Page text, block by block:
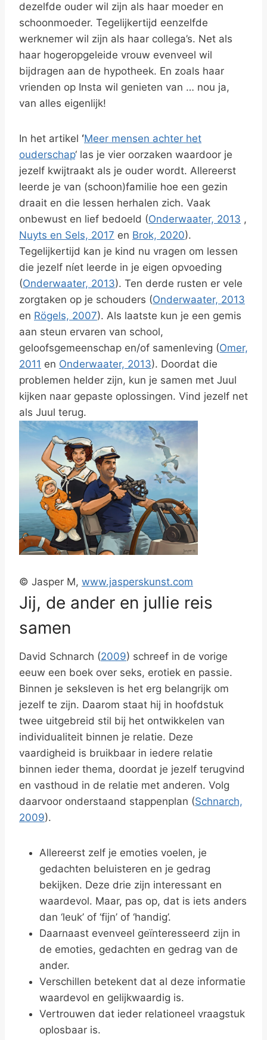
dezelfde ouder wil zijn als haar moeder en
schoonmoeder. Tegelijkertijd eenzelfde
werknemer wil zijn als haar collega’s. Net als
haar hogeropgeleide vrouw evenveel wil
bijdragen aan de hypotheek. En zoals haar
vrienden op Insta wil genieten van … nou ja,
van alles eigenlijk!
In het artikel ‘Meer mensen achter het
ouderschap‘ las je vier oorzaken waardoor je
jezelf kwijtraakt als je ouder wordt. Allereerst
leerde je van (schoon)familie hoe een gezin
draait en die lessen herhalen zich. Vaak
onbewust en lief bedoeld (Onderwaater, 2013 ,
Nuyts en Sels, 2017 en Brok, 2020).
Tegelijkertijd kan je kind nu vragen om lessen
die jezelf níet leerde in je eigen opvoeding
(Onderwaater, 2013). Ten derde rusten er vele
zorgtaken op je schouders (Onderwaater, 2013
en Rögels, 2007). Als laatste kun je een gemis
aan steun ervaren van school,
geloofsgemeenschap en/of samenleving (Omer,
2011 en Onderwaater, 2013). Doordat die
problemen helder zijn, kun je samen met Juul
kijken naar gepaste oplossingen. Vind jezelf net
als Juul terug.
© Jasper M, www.jasperskunst.com
Jij, de ander en jullie reis
samen
David Schnarch (2009) schreef in de vorige
eeuw een boek over seks, erotiek en passie.
Binnen je seksleven is het erg belangrijk om
jezelf te zijn. Daarom staat hij in hoofdstuk
twee uitgebreid stil bij het ontwikkelen van
individualiteit binnen je relatie. Deze
vaardigheid is bruikbaar in iedere relatie
binnen ieder thema, doordat je jezelf terugvind
en vasthoud in de relatie met anderen. Volg
daarvoor onderstaand stappenplan (Schnarch,
2009).
Allereerst zelf je emoties voelen, je
gedachten beluisteren en je gedrag
bekijken. Deze drie zijn interessant en
waardevol. Maar, pas op, dat is iets anders
dan ‘leuk’ of ‘fijn’ of ‘handig’.
Daarnaast evenveel geïnteresseerd zijn in
de emoties, gedachten en gedrag van de
ander.
Verschillen betekent dat al deze informatie
waardevol en gelijkwaardig is.
Vertrouwen dat ieder relationeel vraagstuk
oplosbaar is.